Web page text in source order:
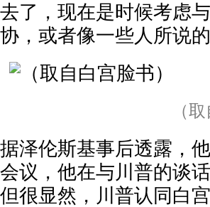
去了，现在是时候考虑
协，或者像一些人所说
（
据泽伦斯基事后透露，
会议，他在与川普的谈
但很显然，川普认同白